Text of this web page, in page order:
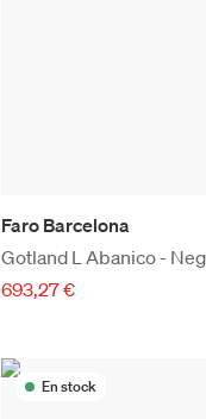
Faro Barcelona
Gotland L Abanico -
693,27 €
En stock